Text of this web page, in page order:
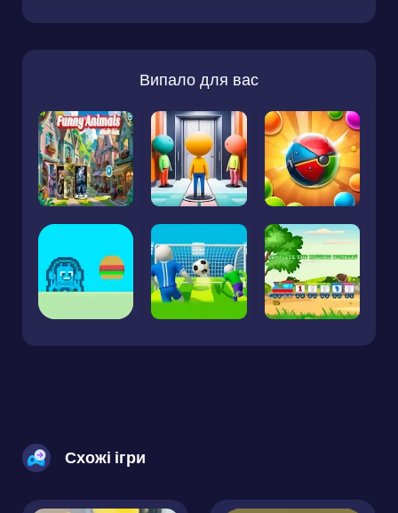
Випало для вас
Схожі ігри